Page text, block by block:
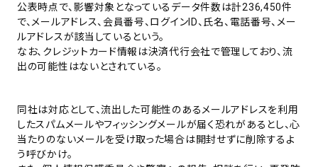
公表時点で、影響対象となっているデータ件数は計236,450件
で、メールアドレス、会員番号、ログインID、氏名、電話番号、メー
ルアドレスが該当しているという。
なお、クレジットカード情報は決済代行会社で管理しており、流
出の可能性はないとされている。
同社は対応として、流出した可能性のあるメールアドレスを利用
したスパムメールやフィッシングメールが届く恐れがあるとし、心
当たりのないメールを受け取った場合は開封せずに削除するよ
う呼びかけ。